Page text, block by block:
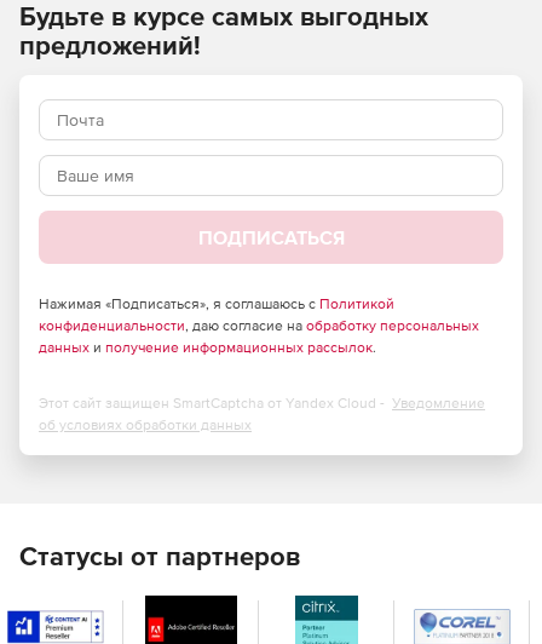
Будьте в курсе самых выгодных
предложений!
ПОДПИСАТЬСЯ
Нажимая «Подписаться», я соглашаюсь с Политикой
конфиденциальности, даю согласие на обработку персональных
данных и получение информационных рассылок.
Этот сайт защищен SmartCaptcha от Yandex Cloud - Уведомление
об условиях обработки данных
Статусы от партнеров